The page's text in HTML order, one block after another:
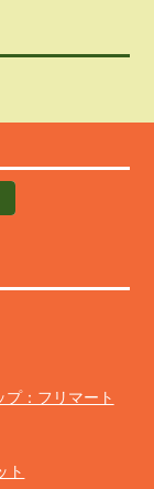
プ：フリマート
ト